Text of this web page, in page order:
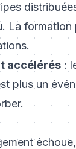
La
accélérés :
plus un